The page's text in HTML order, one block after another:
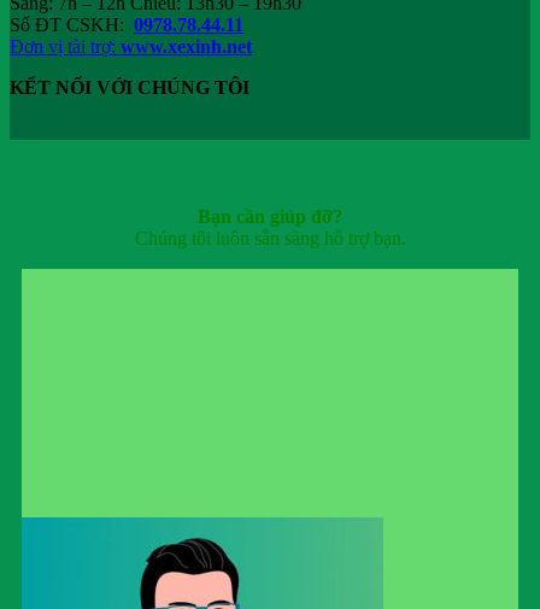
Số ĐT CSKH: 0978.78.44.11
Đơn vị tài trợ: www.xexinh.net
KẾT NỐI VỚI CHÚNG TÔI
Bạn cần giúp đỡ?
Chúng tôi luôn sẵn sàng hỗ trợ bạn.